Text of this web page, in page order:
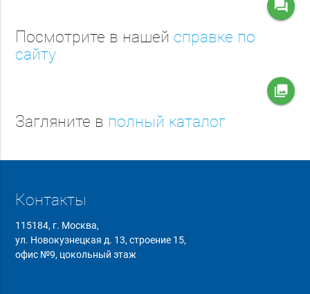
question_answer
Посмотрите в нашей справке по
сайту
collections
Загляните в полный каталог
Контакты
115184, г. Москва,
ул. Новокузнецкая д. 13, строение 15,
офис №9, цокольный этаж